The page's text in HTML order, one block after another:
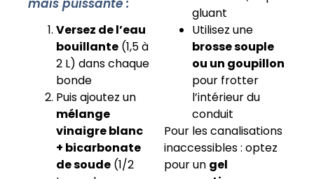
mais puissante :
Versez de l’eau
bouillante (1,5 à
2 L) dans chaque
bonde
Puis ajoutez un
mélange
vinaigre blanc
+ bicarbonate
de soude (1/2
gluant
Utilisez une
brosse souple
ou un goupillon
pour frotter
l’intérieur du
conduit
Pour les canalisations
inaccessibles : optez
pour un gel